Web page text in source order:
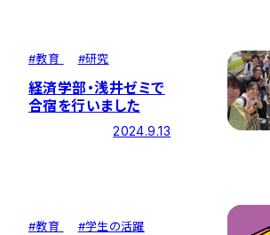
#教育 #研究
経済学部・浅井ゼミで
合宿を行いました
2024.9.13
#教育 #学生の活躍